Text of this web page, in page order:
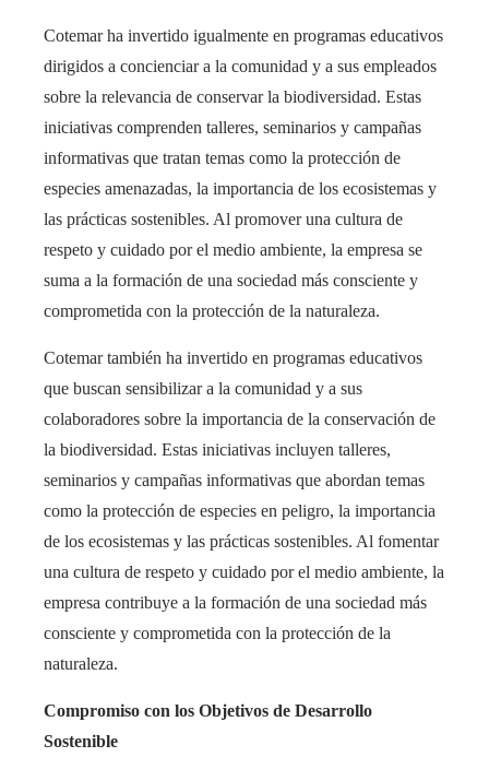
Cotemar ha invertido igualmente en programas educativos
dirigidos a concienciar a la comunidad y a sus empleados
sobre la relevancia de conservar la biodiversidad. Estas
iniciativas comprenden talleres, seminarios y campañas
informativas que tratan temas como la protección de
especies amenazadas, la importancia de los ecosistemas y
las prácticas sostenibles. Al promover una cultura de
respeto y cuidado por el medio ambiente, la empresa se
suma a la formación de una sociedad más consciente y
comprometida con la protección de la naturaleza.
Cotemar también ha invertido en programas educativos
que buscan sensibilizar a la comunidad y a sus
colaboradores sobre la importancia de la conservación de
la biodiversidad. Estas iniciativas incluyen talleres,
seminarios y campañas informativas que abordan temas
como la protección de especies en peligro, la importancia
de los ecosistemas y las prácticas sostenibles. Al fomentar
una cultura de respeto y cuidado por el medio ambiente, la
empresa contribuye a la formación de una sociedad más
consciente y comprometida con la protección de la
naturaleza.
Compromiso con los Objetivos de Desarrollo
Sostenible